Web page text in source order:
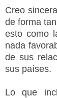
Creo
de forma
esto como
nada
de sus
sus países.
Lo que